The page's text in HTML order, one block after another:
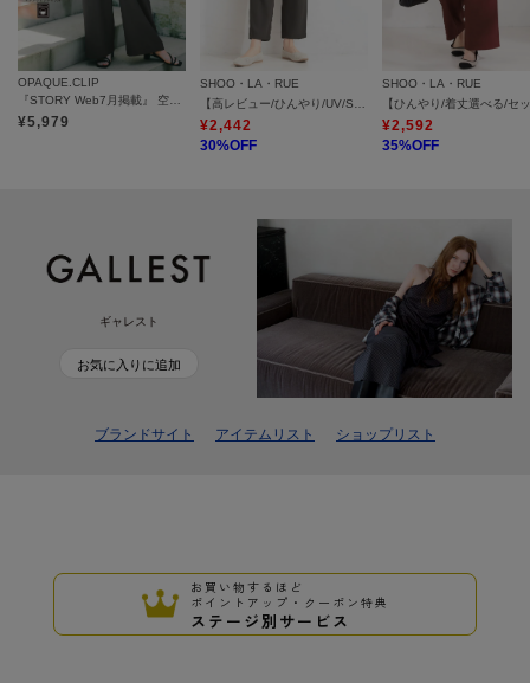
OPAQUE.CLIP
¥5,979
SHOO・LA・RUE
¥2,442
30%OFF
SHOO・LA・RUE
¥2,592
35%OFF
ギャレスト
お気に入りに追加
ブランドサイト アイテムリスト ショップリスト
お買い物するほど
ポイントアップ・クーポン特典
ステージ別サービス